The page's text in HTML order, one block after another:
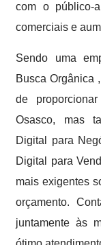
com o público-
comerciais e
Sendo uma
Busca Orgânica
de
Osasco, mas
Digital para
Digital para
mais exigentes
orçamento.
juntamente às